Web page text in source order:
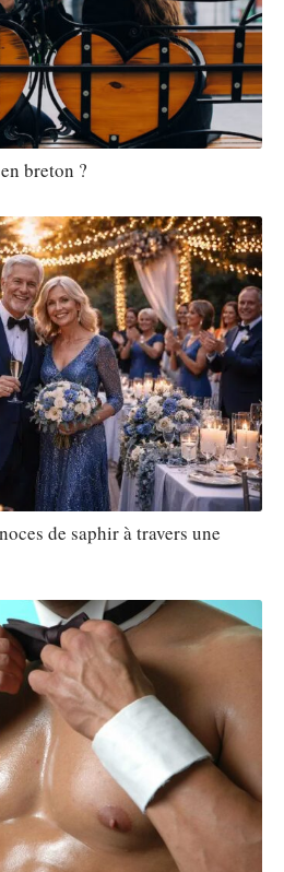
breton ?
de saphir à travers une